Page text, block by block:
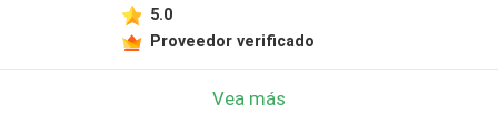
5.0
Proveedor verificado
Vea más